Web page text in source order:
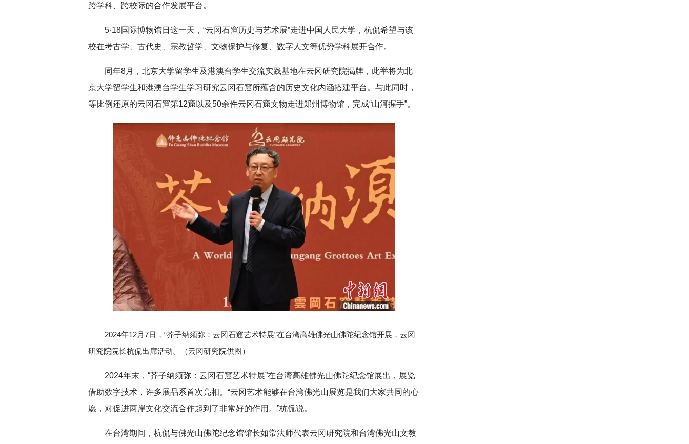
跨学科、跨校际的合作发展平台。
5·18国际博物馆日这一天，“云冈石窟历史与艺术展”走进中国人民大学，杭侃希望与该
校在考古学、古代史、宗教哲学、文物保护与修复、数字人文等优势学科展开合作。
同年8月，北京大学留学生及港澳台学生交流实践基地在云冈研究院揭牌，此举将为北
京大学留学生和港澳台学生学习研究云冈石窟所蕴含的历史文化内涵搭建平台。与此同时，
等比例还原的云冈石窟第12窟以及50余件云冈石窟文物走进郑州博物馆，完成“山河握手”。
2024年12月7日，“芥子纳须弥：云冈石窟艺术特展”在台湾高雄佛光山佛陀纪念馆开展，云冈
研究院院长杭侃出席活动。（云冈研究院供图）
2024年末，“芥子纳须弥：云冈石窟艺术特展”在台湾高雄佛光山佛陀纪念馆展出，展览
借助数字技术，许多展品系首次亮相。“云冈艺术能够在台湾佛光山展览是我们大家共同的心
愿，对促进两岸文化交流合作起到了非常好的作用。”杭侃说。
在台湾期间，杭侃与佛光山佛陀纪念馆馆长如常法师代表云冈研究院和台湾佛光山文教